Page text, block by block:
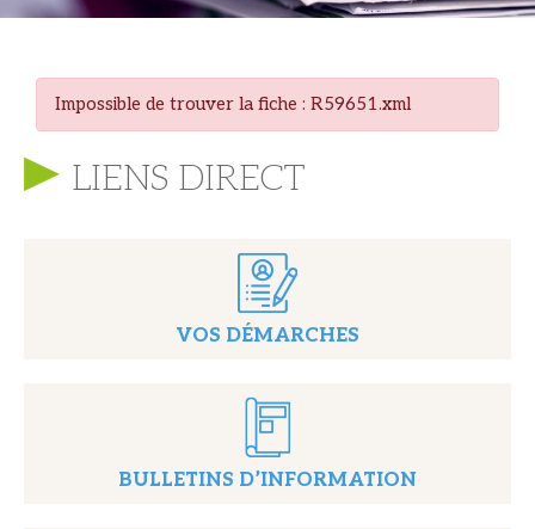
Impossible de trouver la fiche : R59651.xml
LIENS DIRECT
VOS DÉMARCHES
BULLETINS D’INFORMATION